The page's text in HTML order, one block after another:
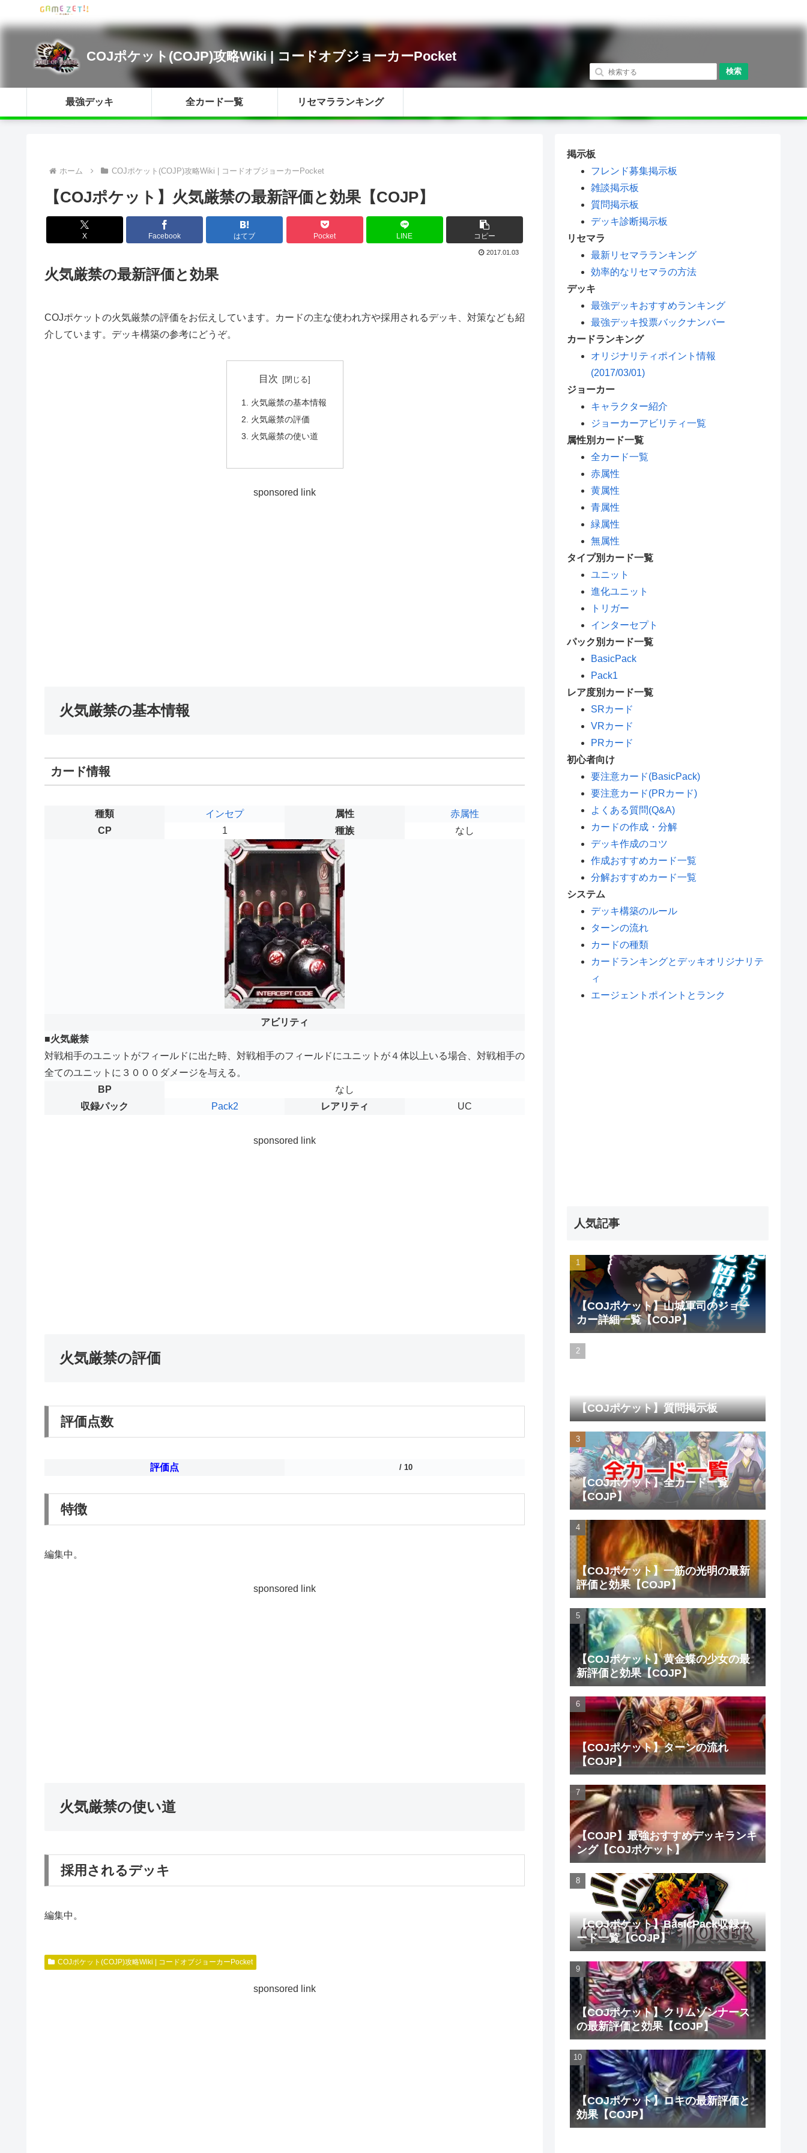
COJポケット(COJP)攻略Wiki | コードオブジョーカーPocket
検索
最強デッキ 全カード一覧 リセマラランキング
ホーム COJポケット(COJP)攻略Wiki | コードオブジョーカーPocket
【COJポケット】火気厳禁の最新評価と効果【COJP】
X Facebook はてブ Pocket LINE コピー
2017.01.03
火気厳禁の最新評価と効果
COJポケットの火気厳禁の評価をお伝えしています。カードの主な使われ方や採用されるデッキ、対策なども紹
介しています。デッキ構築の参考にどうぞ。
目次
火気厳禁の基本情報
火気厳禁の評価
火気厳禁の使い道
sponsored link
火気厳禁の基本情報
カード情報
種類 インセプ 属性
赤属性
CP
1 種族 なし
アビリティ
■火気厳禁
対戦相手のユニットがフィールドに出た時、対戦相手のフィールドにユニットが４体以上いる場合、対戦相手の
全てのユニットに３０００ダメージを与える。
BP
なし
収録パック
Pack2 レアリティ UC
sponsored link
火気厳禁の評価
評価点数
評価点 / 10
特徴
編集中。
sponsored link
火気厳禁の使い道
採用されるデッキ
編集中。
COJポケット(COJP)攻略Wiki | コードオブジョーカーPocket
sponsored link
掲示板
フレンド募集掲示板
雑談掲示板
質問掲示板
デッキ診断掲示板
リセマラ
最新リセマラランキング
効率的なリセマラの方法
デッキ
最強デッキおすすめランキング
最強デッキ投票バックナンバー
カードランキング
オリジナリティポイント情報
(2017/03/01)
ジョーカー
キャラクター紹介
ジョーカーアビリティ一覧
属性別カード一覧
全カード一覧
赤属性
黄属性
青属性
緑属性
無属性
タイプ別カード一覧
ユニット
進化ユニット
トリガー
インターセプト
パック別カード一覧
BasicPack
Pack1
レア度別カード一覧
SRカード
VRカード
PRカード
初心者向け
要注意カード(BasicPack)
要注意カード(PRカード)
よくある質問(Q&A)
カードの作成・分解
デッキ作成のコツ
作成おすすめカード一覧
分解おすすめカード一覧
システム
デッキ構築のルール
ターンの流れ
カードの種類
カードランキングとデッキオリジナリテ
ィ
エージェントポイントとランク
人気記事
【COJポケット】山城軍司のジョー
カー詳細一覧【COJP】
【COJポケット】質問掲示板
【COJポケット】全カード一覧
【COJP】
【COJポケット】一筋の光明の最新
評価と効果【COJP】
【COJポケット】黄金蝶の少女の最
新評価と効果【COJP】
【COJポケット】ターンの流れ
【COJP】
【COJP】最強おすすめデッキランキ
ング【COJポケット】
【COJポケット】BasicPack収録カ
ード一覧【COJP】
【COJポケット】クリムゾンナース
の最新評価と効果【COJP】
【COJポケット】ロキの最新評価と
効果【COJP】